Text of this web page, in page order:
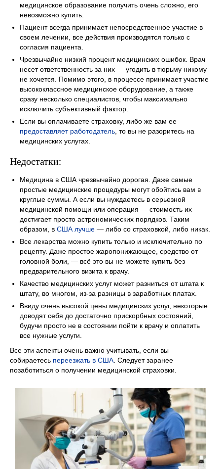
медицинское образование получить очень сложно, его
невозможно купить.
Пациент всегда принимает непосредственное участие в
своем лечении, все действия производятся только с
согласия пациента.
Чрезвычайно низкий процент медицинских ошибок. Врач
несет ответственность за них — угодить в тюрьму никому
не хочется. Помимо этого, в процессе принимает участие
высококлассное медицинское оборудование, а также
сразу несколько специалистов, чтобы максимально
исключить субъективный фактор.
Если вы оплачиваете страховку, либо же вам ее
предоставляет работодатель , то вы не разоритесь на
медицинских услугах.
Недостатки:
Медицина в США чрезвычайно дорогая. Даже самые
простые медицинские процедуры могут обойтись вам в
круглые суммы. А если вы нуждаетесь в серьезной
медицинской помощи или операция — стоимость их
достигает просто астрономических порядков. Таким
образом, в США лучше — либо со страховкой, либо никак.
Все лекарства можно купить только и исключительно по
рецепту. Даже простое жаропонижающее, средство от
головной боли, — всё это вы не можете купить без
предварительного визита к врачу.
Качество медицинских услуг может разниться от штата к
штату, во многом, из-за разницы в заработных платах.
Ввиду очень высокой цены медицинских услуг, некоторые
доводят себя до достаточно прискорбных состояний,
будучи просто не в состоянии пойти к врачу и оплатить
все нужные услуги.
Все эти аспекты очень важно учитывать, если вы
собираетесь переезжать в США. Следует заранее
позаботиться о получении медицинской страховки.